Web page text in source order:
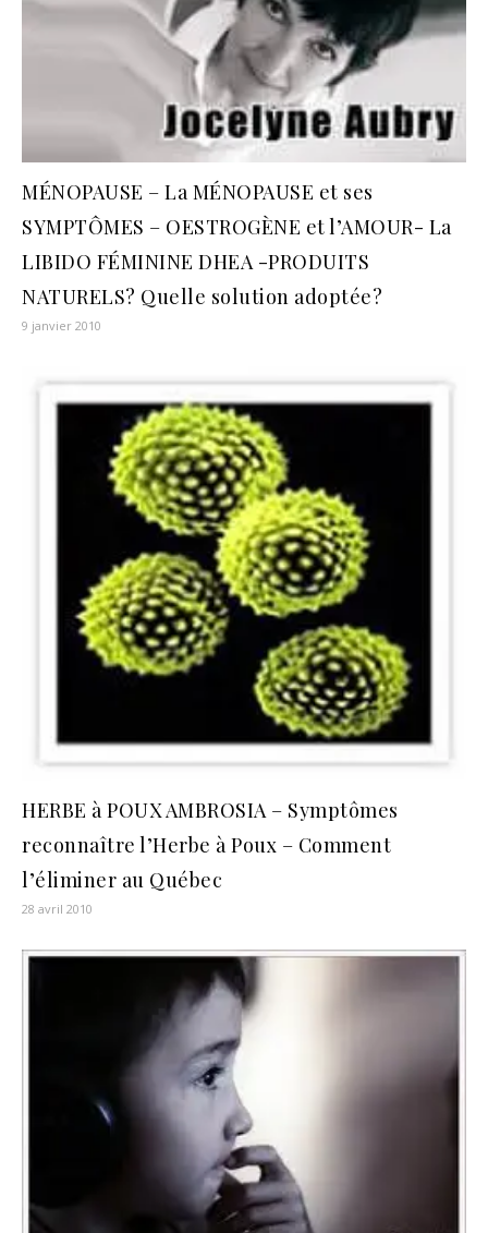
MÉNOPAUSE – La MÉNOPAUSE et ses
SYMPTÔMES – OESTROGÈNE et l’AMOUR- La
LIBIDO FÉMININE DHEA -PRODUITS
NATURELS? Quelle solution adoptée?
9 janvier 2010
HERBE à POUX AMBROSIA – Symptômes
reconnaître l’Herbe à Poux – Comment
l’éliminer au Québec
28 avril 2010